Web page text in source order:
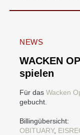
NEWS
WACKEN
spielen
Für das Wacken
gebucht.
Billingübersicht:
OBITUARY,